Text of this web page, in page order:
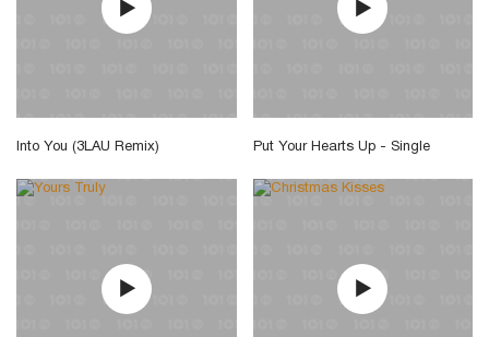
Into You (3LAU Remix) Put Your Hearts Up - Single